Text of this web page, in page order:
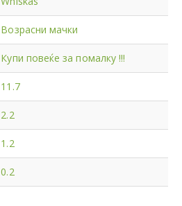
Возрасни мачки
Купи повеќе за помалку !!!
11.7
2.2
1.2
0.2